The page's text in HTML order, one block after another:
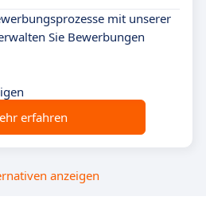
mit unserer
Sie Bewerbungen
erfahren
anzeigen